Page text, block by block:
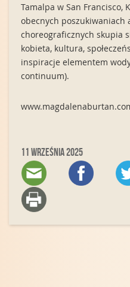
Tamalpa w San Francisco,
obecnych poszukiwaniach
choreograficznych skupia
kobieta, kultura,
inspiracje elementem
continuum).
11 września 2025